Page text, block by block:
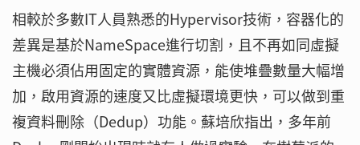
相較於多數IT人員熟悉的Hypervisor技術，容器化的
差異是基於NameSpace進行切割，且不再如同虛擬
主機必須佔用固定的實體資源，能使堆疊數量大幅增
加，啟用資源的速度又比虛擬環境更快，可以做到重
複資料刪除（Dedup）功能。蘇培欣指出，多年前